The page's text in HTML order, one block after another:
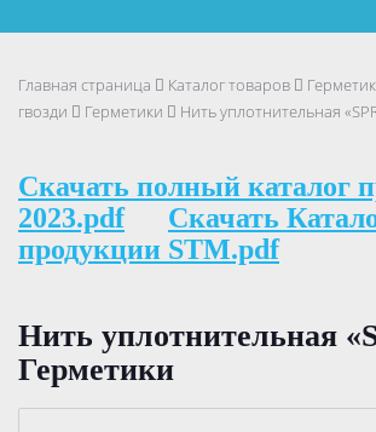
Главная страница Каталог товаров
гвозди
Герметики Нить уплотнительная
Скачать полный каталог
2023.pdf
Скачать
продукции STM.pdf
Нить уплотнительная
Герметики